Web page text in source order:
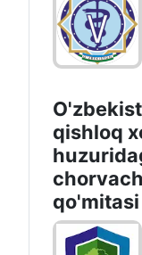
qishloq
qo'mitasi